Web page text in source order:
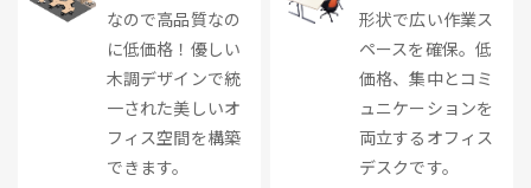
なので高品質なの
に低価格！優しい
木調デザインで統
一された美しいオ
フィス空間を構築
できます。
形状で広い作業ス
ペースを確保。低
価格、集中とコミ
ュニケーションを
両立するオフィス
デスクです。